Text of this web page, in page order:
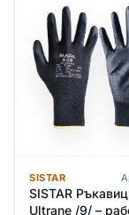
SISTAR
SISTAR
Ultrane /9/ –